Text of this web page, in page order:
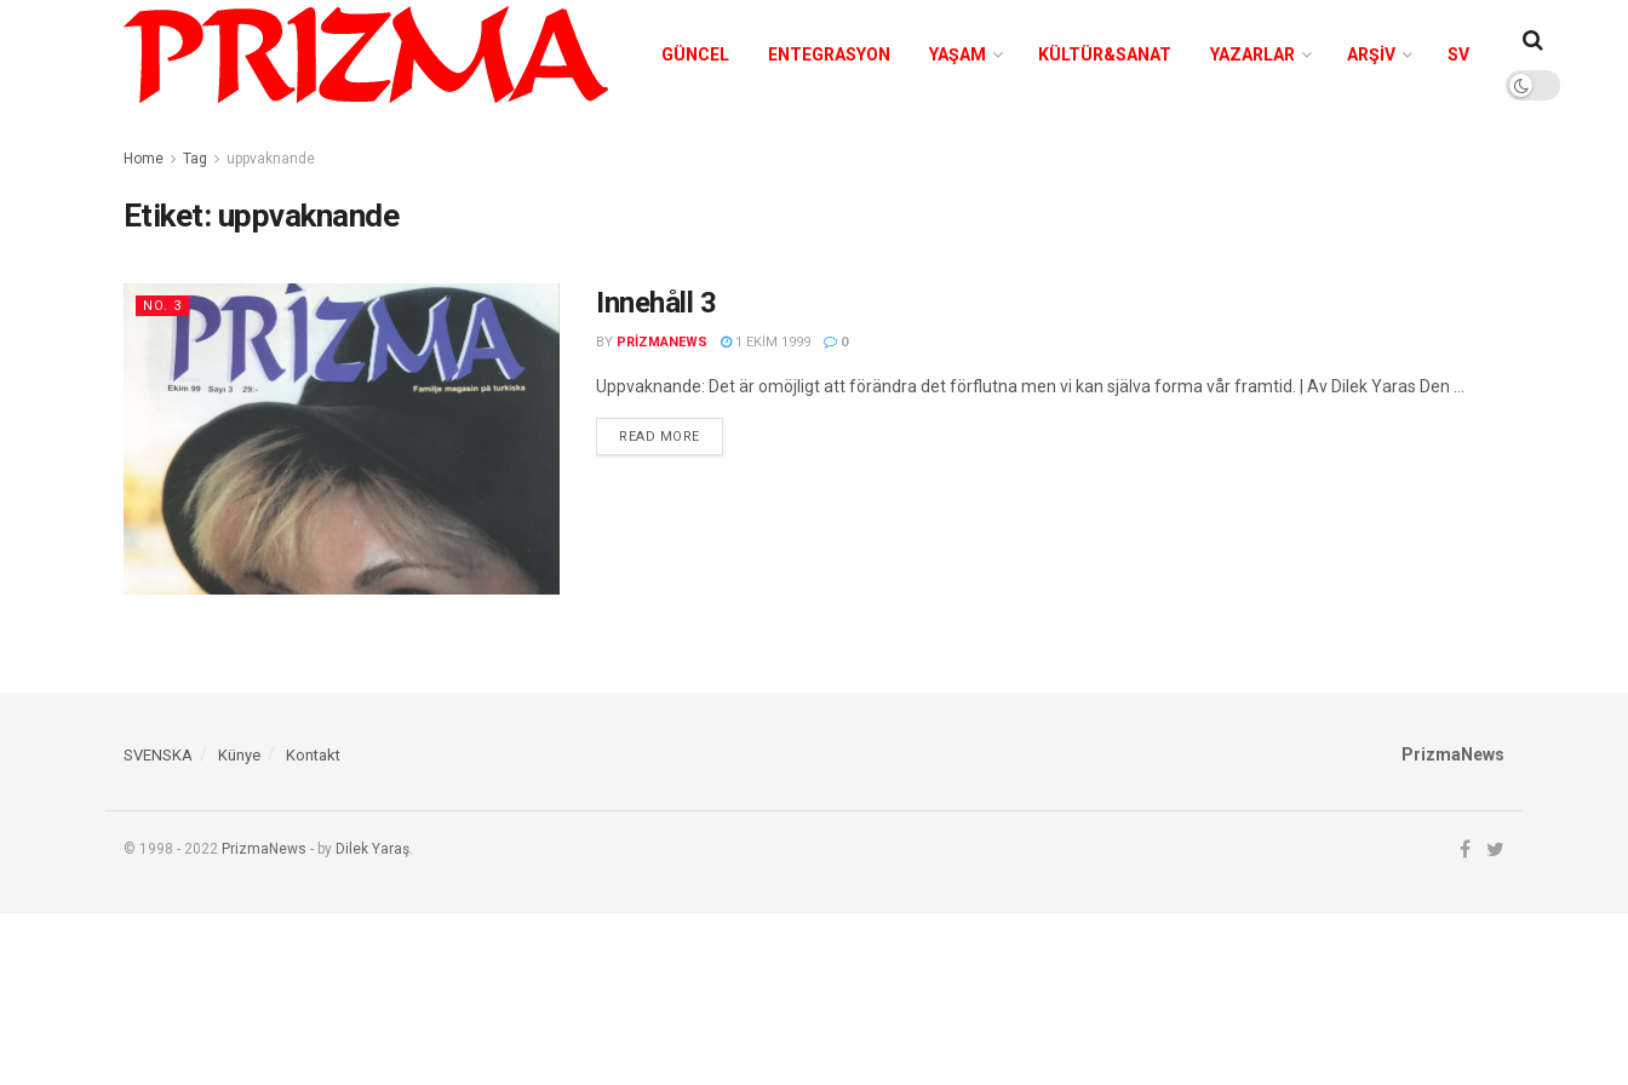
GÜNCEL ENTEGRASYON YAŞAM KÜLTÜR&SANAT YAZARLAR ARŞIV SV
Home Tag uppvaknande
Etiket: uppvaknande
NO. 3 Innehåll 3
BY PRIZMANEWS 1 EKIM 1999 0
Uppvaknande: Det är omöjligt att förändra det förflutna men vi kan själva forma vår framtid. | Av Dilek Yaras Den ...
READ MORE
SVENSKA Künye Kontakt PrizmaNews
© 1998 - 2022 PrizmaNews - by Dilek Yaraş.